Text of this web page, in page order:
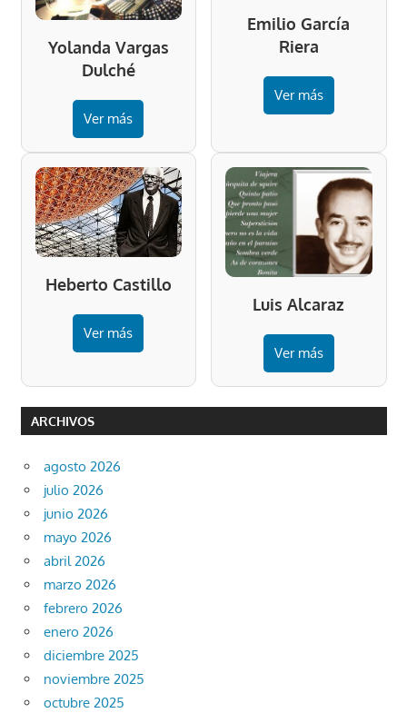
Yolanda Vargas
Dulché
Ver más
Emilio García
Riera
Ver más
Heberto Castillo
Ver más
Luis Alcaraz
Ver más
ARCHIVOS
agosto 2026
julio 2026
junio 2026
mayo 2026
abril 2026
marzo 2026
febrero 2026
enero 2026
diciembre 2025
noviembre 2025
octubre 2025